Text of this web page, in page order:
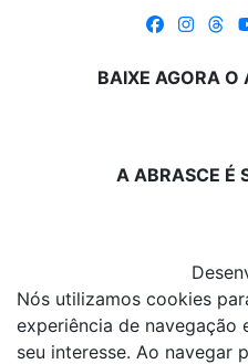
BAIXE AGORA O
A ABRASCE É
Nós utilizamos cookies
experiência de navegação
seu interesse. Ao navegar